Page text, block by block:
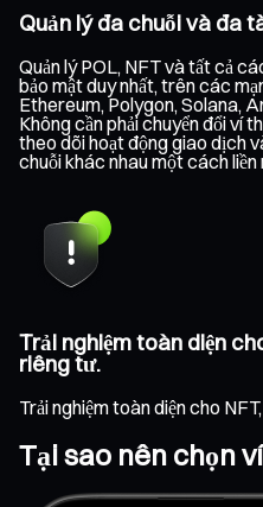
Quản lý đa chuỗi và đa
Quản lý POL, NFT và tất cả
bảo mật duy nhất, trên các
Ethereum, Polygon, Solana,
Không cần phải chuyển đổi ví
theo dõi hoạt động giao dịch
chuỗi khác nhau một cách liền
Trải nghiệm toàn diện
riêng tư.
Trải nghiệm toàn diện cho
Tại sao nên chọn